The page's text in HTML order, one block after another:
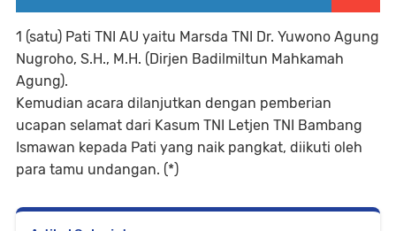
1 (satu) Pati TNI AU yaitu Marsda TNI Dr. Yuwono Agung
Nugroho, S.H., M.H. (Dirjen Badilmiltun Mahkamah
Agung).
Kemudian acara dilanjutkan dengan pemberian
ucapan selamat dari Kasum TNI Letjen TNI Bambang
Ismawan kepada Pati yang naik pangkat, diikuti oleh
para tamu undangan. (*)